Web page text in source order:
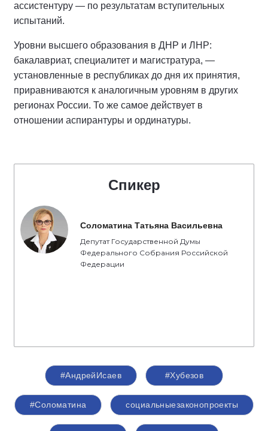
ассистентуру — по результатам вступительных
испытаний.
Уровни высшего образования в ДНР и ЛНР:
бакалавриат, специалитет и магистратура, —
установленные в республиках до дня их принятия,
приравниваются к аналогичным уровням в других
регионах России. То же самое действует в
отношении аспирантуры и ординатуры.
Спикер
Соломатина Татьяна Васильевна
Депутат Государственной Думы
Федерального Собрания Российской
Федерации
#АндрейИсаев #Хубезов
#Соломатина социальныезаконопроекты